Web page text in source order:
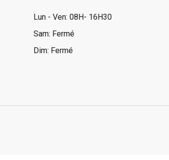
Lun - Ven: 08H- 16H30
Sam: Fermé
Dim: Fermé